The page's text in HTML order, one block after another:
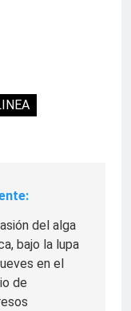
del alga
bajo la lupa
en el
de